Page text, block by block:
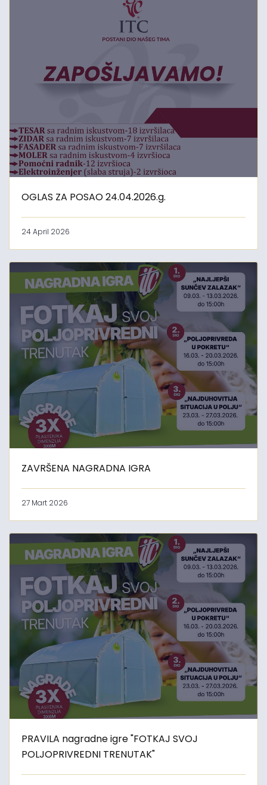
OGLAS ZA POSAO 24.04.2026.g.
24 April 2026
ZAVRŠENA NAGRADNA IGRA
27 Mart 2026
PRAVILA nagradne igre "FOTKAJ SVOJ
POLJOPRIVREDNI TRENUTAK"